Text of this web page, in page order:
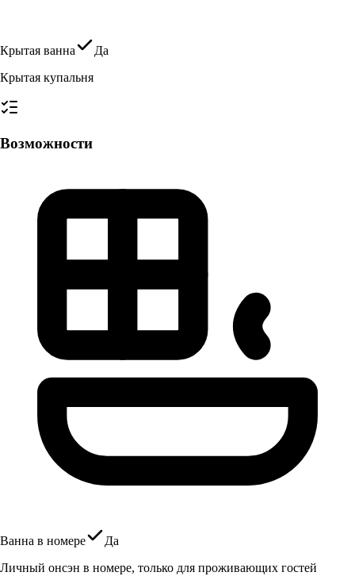
Крытая ванна
Да
Крытая купальня
Возможности
Ванна в номере
Да
Личный онсэн в номере, только для проживающих гостей